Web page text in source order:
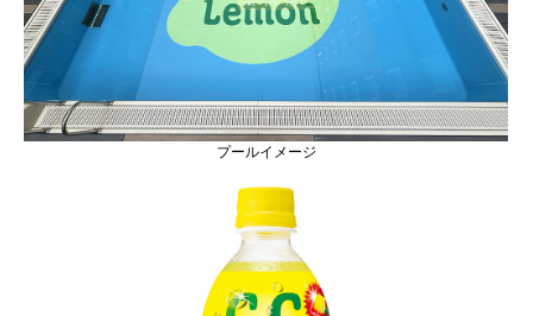
プールイメージ